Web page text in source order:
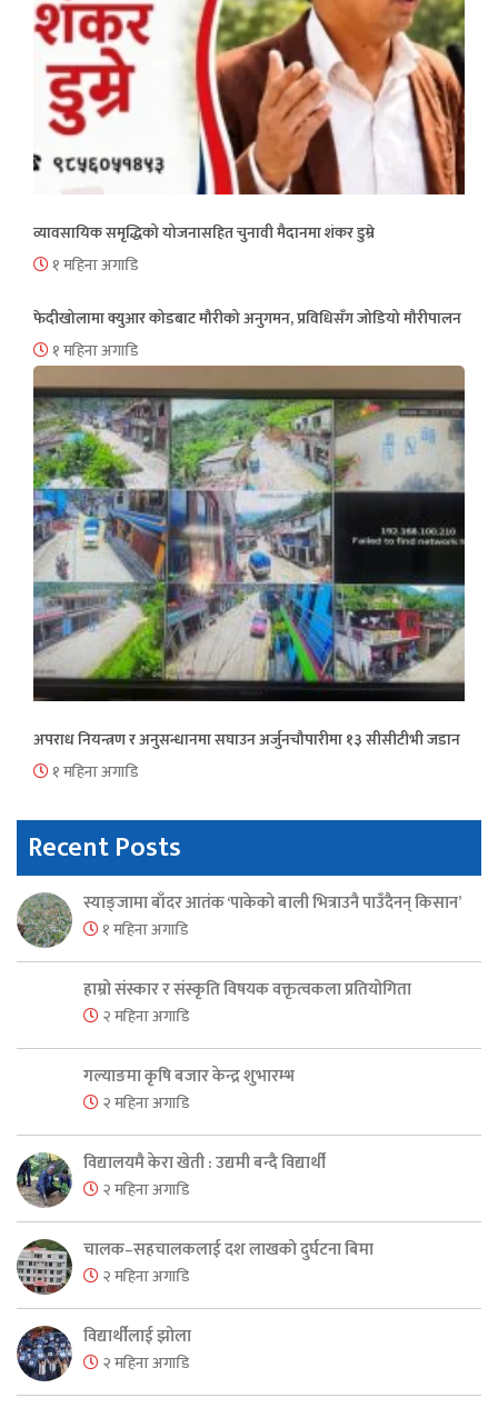
व्यावसायिक समृद्धिको योजनासहित चुनावी मैदानमा शंकर डुम्रे
१ महिना अगाडि
फेदीखोलामा क्युआर कोडबाट मौरीको अनुगमन, प्रविधिसँग जोडियो मौरीपालन
१ महिना अगाडि
अपराध नियन्त्रण र अनुसन्धानमा सघाउन अर्जुनचौपारीमा १३ सीसीटीभी जडान
१ महिना अगाडि
Recent Posts
स्याङ्जामा बाँदर आतंक ‘पाकेको बाली भित्राउनै पाउँदैनन् किसान’
१ महिना अगाडि
हाम्रो संस्कार र संस्कृति विषयक वक्तृत्वकला प्रतियोगिता
२ महिना अगाडि
गल्याङमा कृषि बजार केन्द्र शुभारम्भ
२ महिना अगाडि
विद्यालयमै केरा खेती : उद्यमी बन्दै विद्यार्थी
२ महिना अगाडि
चालक–सहचालकलाई दश लाखको दुर्घटना बिमा
२ महिना अगाडि
विद्यार्थीलाई झोला
२ महिना अगाडि